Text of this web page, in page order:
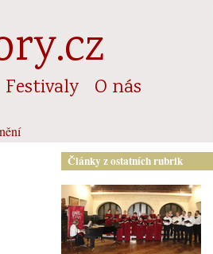
Festivaly O nás
Články z ostatních rubrik